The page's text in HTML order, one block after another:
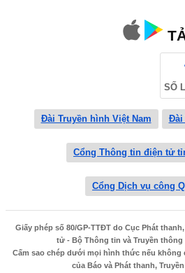
SỐ
Đài Truyền hình Việt Nam Đài
Cổng Thông tin điện tử
Cổng Dịch vụ công
Giấy phép số 80/GP-TTĐT do Cục Phát
tử - Bộ Thông tin và Truyền thông
Cấm sao chép dưới mọi hình thức nếu không
của Báo và Phát thanh,